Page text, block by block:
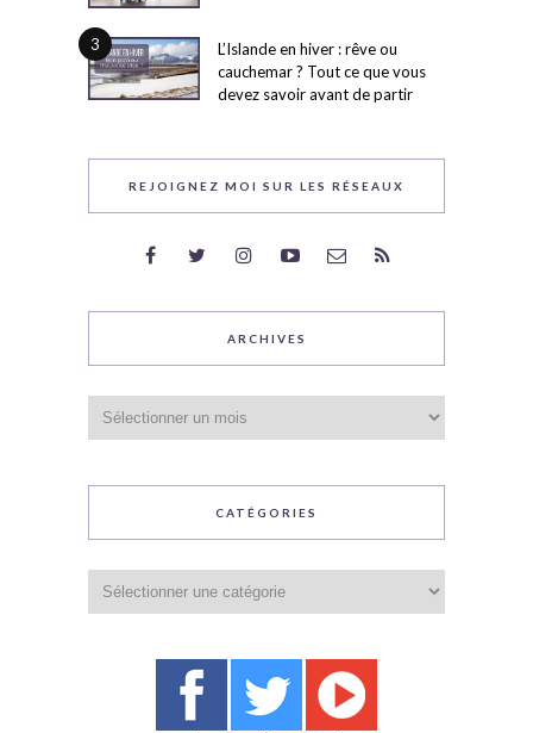
3
L’Islande en hiver : rêve ou
cauchemar ? Tout ce que vous
devez savoir avant de partir
REJOIGNEZ MOI SUR LES RÉSEAUX
ARCHIVES
CATÉGORIES